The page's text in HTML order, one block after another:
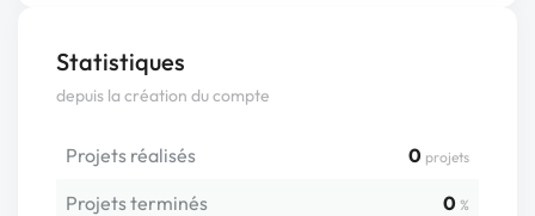
Statistiques
depuis la création du compte
Projets réalisés 0 projets
Projets terminés 0 %